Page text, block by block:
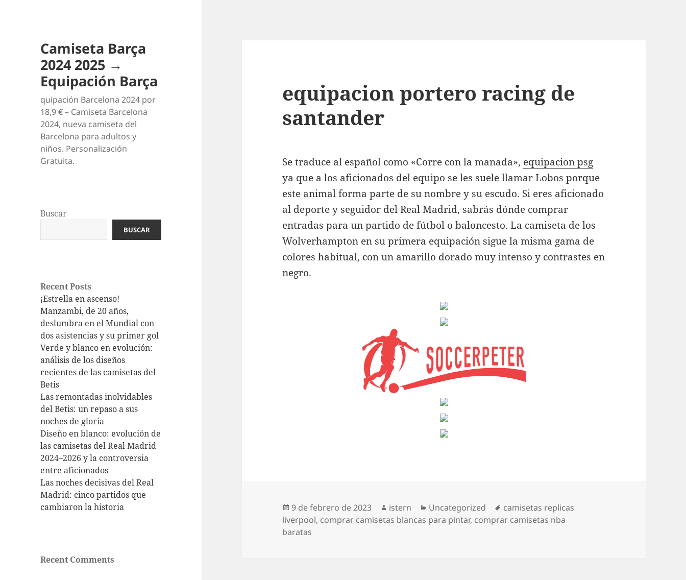
Camiseta Barça
2024 2025 →
Equipación Barça
quipación Barcelona 2024 por
18,9 € – Camiseta Barcelona
2024, nueva camiseta del
Barcelona para adultos y
niños. Personalización
Gratuita.
Buscar
BUSCAR
Recent Posts
¡Estrella en ascenso!
Manzambi, de 20 años,
deslumbra en el Mundial con
dos asistencias y su primer gol
Verde y blanco en evolución:
análisis de los diseños
recientes de las camisetas del
Betis
Las remontadas inolvidables
del Betis: un repaso a sus
noches de gloria
Diseño en blanco: evolución de
las camisetas del Real Madrid
2024–2026 y la controversia
entre aficionados
Las noches decisivas del Real
Madrid: cinco partidos que
cambiaron la historia
Recent Comments
equipacion portero racing de
santander
Se traduce al español como «Corre con la manada», equipacion psg
ya que a los aficionados del equipo se les suele llamar Lobos porque
este animal forma parte de su nombre y su escudo. Si eres aficionado
al deporte y seguidor del Real Madrid, sabrás dónde comprar
entradas para un partido de fútbol o baloncesto. La camiseta de los
Wolverhampton en su primera equipación sigue la misma gama de
colores habitual, con un amarillo dorado muy intenso y contrastes en
negro.
Publicado
el
9 de febrero de 2023 Autor
istern Categorías
Uncategorized Etiquetas
camisetas replicas
liverpool, comprar camisetas blancas para pintar, comprar camisetas nba
baratas